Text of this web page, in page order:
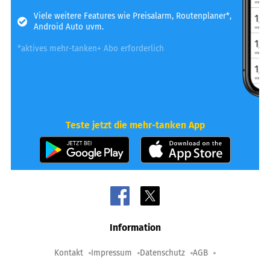
Viele weitere Features wie Preisalarm, Routenplaner*,
Android Auto uvm.
*aktives mehr-tanken+ Abo erforderlich
Teste jetzt die mehr-tanken App
Information
Kontakt Impressum Datenschutz AGB